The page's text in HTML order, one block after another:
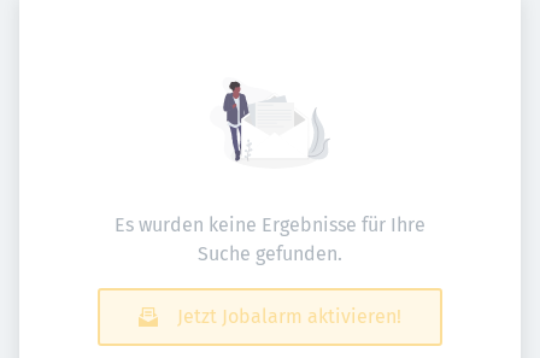
Es wurden keine Ergebnisse für Ihre
Suche gefunden.
Jetzt Jobalarm aktivieren!